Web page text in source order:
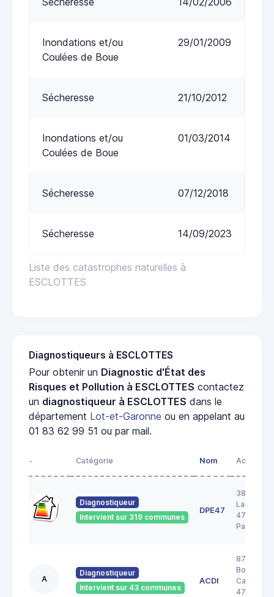
Liste des catastrophes naturelles à
ESCLOTTES
Inondations et/ou
Coulées de Boue
29/01/2009
Sécheresse 21/10/2012
Inondations et/ou
Coulées de Boue
01/03/2014
Sécheresse 07/12/2018
Sécheresse 14/09/2023
Diagnostiqueurs à ESCLOTTES
Pour obtenir un Diagnostic d'État des
Risques et Pollution à ESCLOTTES contactez
un diagnostiqueur à ESCLOTTES dans le
département Lot-et-Garonne ou en appelant au
01 83 62 99 51 ou par mail.
- Catégorie Nom Adresse
Diagnostiqueur
Intervient sur 319 communes
DPE47
38 rue
47520 Le
Passage
A
Diagnostiqueur
Intervient sur 43 communes
ACDI
87
Boulevard
Carnot
47000